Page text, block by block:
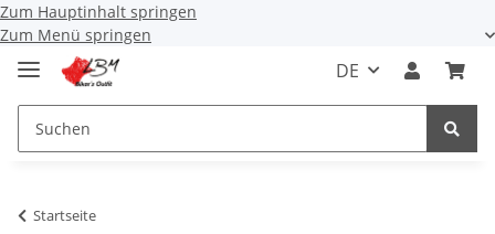
Zum Hauptinhalt springen
Zum Menü springen
DE
Startseite